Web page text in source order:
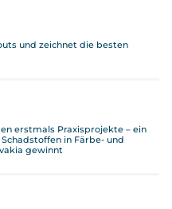
und zeichnet die besten
erstmals Praxisprojekte – ein
in Färbe- und
gewinnt